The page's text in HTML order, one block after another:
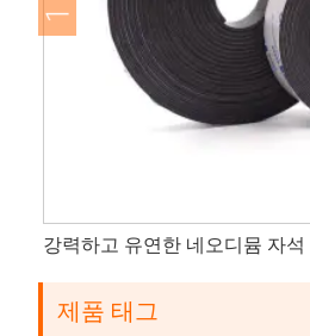
강력하고 유연한 네오디뮴 자석
제품 태그